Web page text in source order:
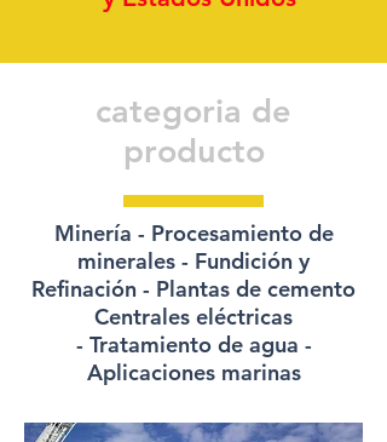
categoria de
producto
Minería - Procesamiento de
minerales - Fundición y
Refinación - Plantas de cemento
Centrales eléctricas
- Tratamiento de agua -
Aplicaciones marinas